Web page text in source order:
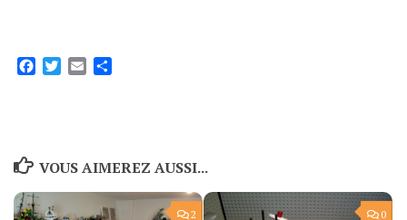
Facebook
Twitter
Email
VOUS AIMEREZ AUSSI...
2 0